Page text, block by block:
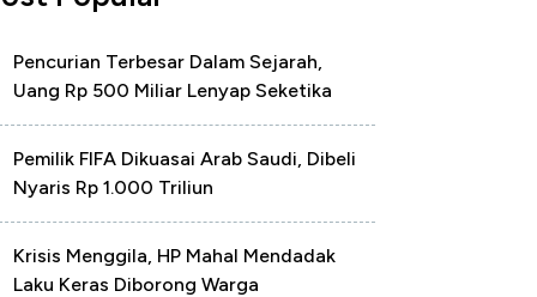
Pencurian Terbesar Dalam Sejarah,
Uang Rp 500 Miliar Lenyap Seketika
Pemilik FIFA Dikuasai Arab Saudi, Dibeli
Nyaris Rp 1.000 Triliun
Krisis Menggila, HP Mahal Mendadak
Laku Keras Diborong Warga